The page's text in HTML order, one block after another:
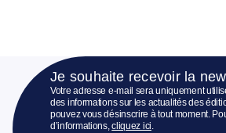
Je souhaite recevoir la
Votre adresse e-mail sera uniquement
des informations sur les actualités des
pouvez vous désinscrire à tout moment.
d’informations,cliquez ici.